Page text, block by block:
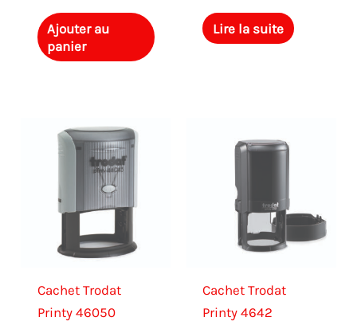
Ajouter au
panier
Lire la suite
Cachet Trodat
Printy 46050
Cachet Trodat
Printy 4642